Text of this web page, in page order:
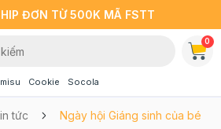
ĐƠN TỪ 500K MÃ FSTT
Cookie Socola
0
tức Ngày hội Giáng sinh của bé